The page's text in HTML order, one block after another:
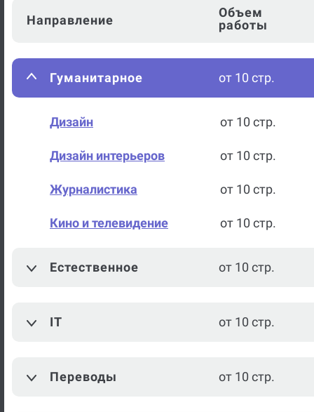
Направление
Объем
работы
Гуманитарное от 10 стр.
Дизайн от 10 стр.
Дизайн интерьеров от 10 стр.
Журналистика от 10 стр.
Кино и телевидение от 10 стр.
редактирование
от 10 стр.
Межкультурная
от 10 стр.
Естественное от 10 стр.
IT от 10 стр.
Переводы от 10 стр.